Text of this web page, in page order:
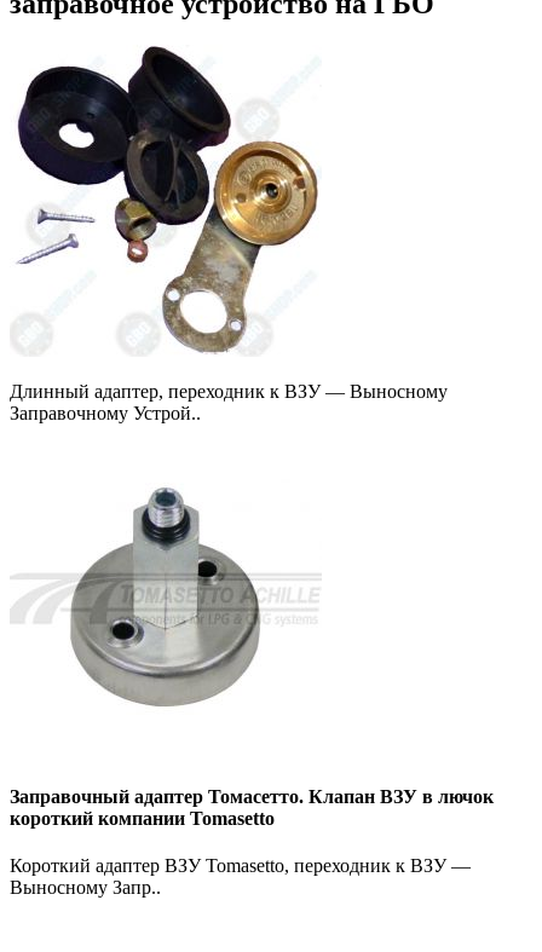
Длинный адаптер, переходник к ВЗУ — Выносному
Заправочному Устрой..
Заправочный адаптер Томасетто. Клапан ВЗУ в лючок
короткий компании Tomasetto
Короткий адаптер ВЗУ Tomasetto, переходник к ВЗУ —
Выносному Запр..